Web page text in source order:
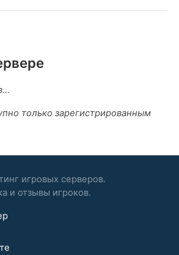
только зарегистрированным
игровых серверов.
и отзывы игроков.